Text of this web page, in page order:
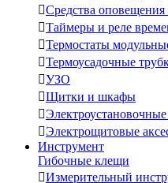
Средства
Таймеры и реле
Термостаты
Термоусадочные
УЗО
Щитки и шкафы

Электрощитовые
Инструмент
Гибочные клещи
Измерительный